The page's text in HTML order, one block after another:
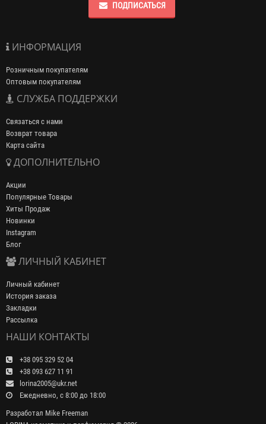
ПОДПИСАТЬСЯ
ИНФОРМАЦИЯ
Розничным покупателям
Оптовым покупателям
СЛУЖБА ПОДДЕРЖКИ
Связаться с нами
Возврат товара
Карта сайта
ДОПОЛНИТЕЛЬНО
Акции
Популярные Товары
Хиты Продаж
Новинки
Instagram
Блог
ЛИЧНЫЙ КАБИНЕТ
Личный кабинет
История заказа
Закладки
Рассылка
НАШИ КОНТАКТЫ
+38 095 329 52 04
+38 093 627 11 91
lorina2005@ukr.net
Ежедневно, с 8:00 до 18:00
Разработал Mike Freeman